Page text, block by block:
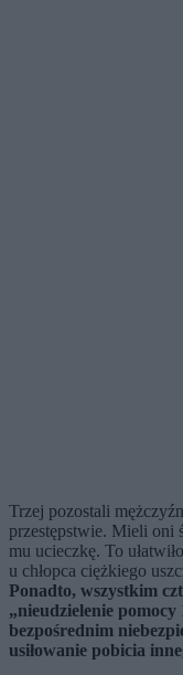
Trzej pozostali
przestępstwie. Mieli oni
mu ucieczkę. To
u chłopca ciężkiego
Ponadto, wszystkim
„nieudzielenie
bezpośrednim
usiłowanie pobicia